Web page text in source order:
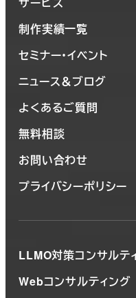
制作実績一覧
セミナー・イベント
ニュース＆ブログ
よくあるご質問
無料相談
お問い合わせ
プライバシーポリシー
LLMO対策コンサルテ
Webコンサルティング